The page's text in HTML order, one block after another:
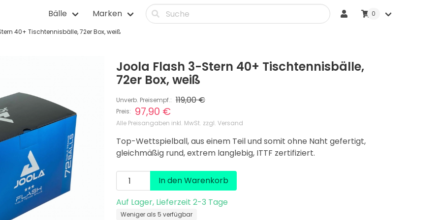
Bälle
Squashbälle
Tischtennisbälle
Volleybälle
Marken 0
40+ Tischtennisbälle, 72er Box, weiß
Joola Flash 3-Stern 40+ Tischtennisbälle,
72er Box, weiß
Unverb. Preisempf.: 119,00 €
Preis: 97,90 €
Alle Preisangaben inkl. MwSt. zzgl. Versand
Top-Wettspielball, aus einem Teil und somit ohne Naht gefertigt,
gleichmäßig rund, extrem langlebig, ITTF zertifiziert.
In den Warenkorb
Auf Lager, Lieferzeit 2-3 Tage
Weniger als 5 verfügbar